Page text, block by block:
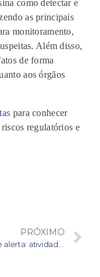
como detectar e
as principais
monitoramento,
Além disso,
de forma
aos órgãos
para conhecer
regulatórios e
PRÓXIMO
Sinal de alerta: atividades mais sensíveis para PLD-FT